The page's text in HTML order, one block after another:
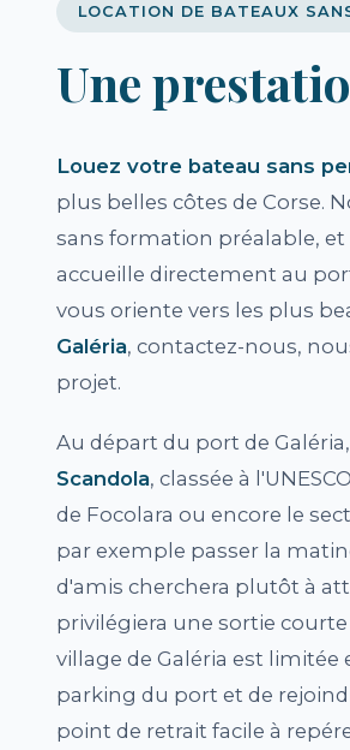
LOCATION DE BATEAUX
Une
Louez votre bateau sans
plus belles côtes de Corse.
sans formation préalable,
accueille directement au
vous oriente vers les plus
Galéria, contactez-nous,
projet.
Au départ du port de
Scandola, classée à
de Focolara ou encore le
par exemple passer la
d'amis cherchera plutôt à
privilégiera une sortie
village de Galéria est
parking du port et de
point de retrait facile à